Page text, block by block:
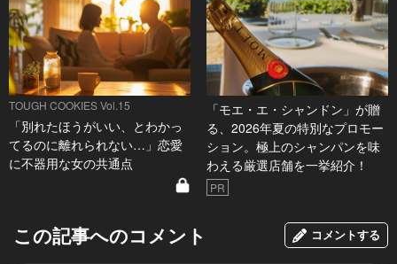
TOUGH COOKIES Vol.15
「別れたほうがいい、とわかっ
てるのに離れられない…」恋愛
に不器用な女の共通点
「モエ・エ・シャンドン」が贈
る、2026年夏の特別なプロモー
ション。極上のシャンパンを味
わえる厳選店舗を一挙紹介！
PR
この記事へのコメント コメントする